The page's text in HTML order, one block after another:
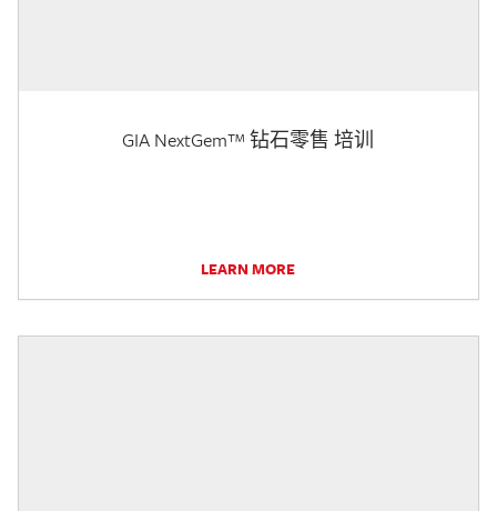
GIA NextGem™ 钻石零售 培训
LEARN MORE